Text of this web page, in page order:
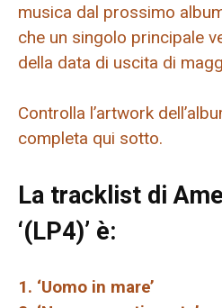
musica dal prossimo
che un singolo principale
della data di uscita di
Controlla l’artwork
completa qui sotto.
La tracklist di
‘(LP4)’ è:
1. ‘Uomo in mare’